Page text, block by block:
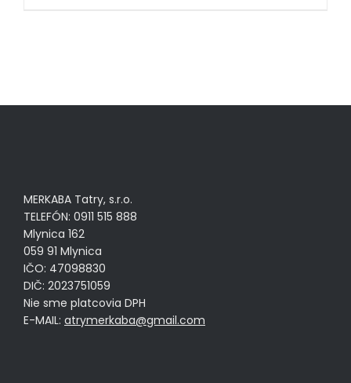
MERKABA Tatry, s.r.o.
TELEFÓN: 0911 515 888
Mlynica 162
059 91 Mlynica
IČO: 47098830
DIČ: 2023751059
Nie sme platcovia DPH
E-MAIL: atrymerkaba@gmail.com